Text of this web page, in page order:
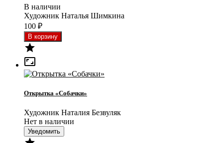
В наличии
Художник Наталья Шимкина
100 ₽


Открытка «Собачки»
Художник Наталия Безвуляк
Нет в наличии
Уведомить